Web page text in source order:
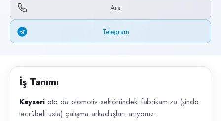
WhatsApp, Telegram, Telefon
İlan açıklaması
Kayseri oto da otomotiv sektöründeki fabrikamıza (şindo tecrübeli
Ara
Telegram
İş Tanımı
Kayseri oto da otomotiv sektöründeki fabrikamıza (şindo
tecrübeli usta) çalışma arkadaşları arıyoruz.